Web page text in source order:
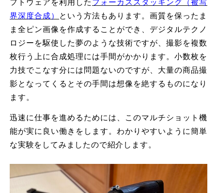
フトウェアを利用した フォーカススタッキング（被写
界深度合成）
という方法もあります。画質を保ったま
ま全ピン画像を作成することができ、デジタルテクノ
ロジーを駆使した夢のような技術ですが、撮影を複数
枚行う上に合成処理には手間がかかります。小数枚を
力技でこなす分には問題ないのですが、大量の商品撮
影となってくるとその手間は想像を絶するものになり
ます。
迅速に仕事を進めるためには、このマルチショット機
能が実に良い働きをします。わかりやすいように簡単
な実験をしてみましたので紹介します。